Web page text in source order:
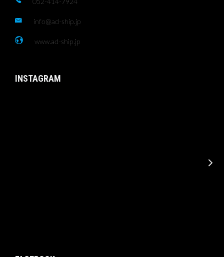
052-414-7924
info@ad-ship.jp
www.ad-ship.jp
INSTAGRAM